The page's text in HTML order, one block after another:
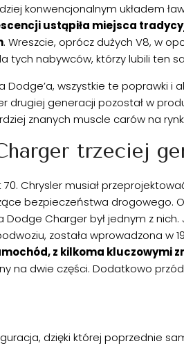
konwencjonalnym układem
ustąpiła miejsca
. Wreszcie, oprócz dużych V8, w
tych nabywców, którzy lubili ten
Dodge’a, wszystkie te poprawki i
drugiej generacji pozostał w
znanych muscle carów na
trzeciej
Chrysler musiał
bezpieczeństwa drogowego.
Charger był jednym z
została wprowadzona w
z kilkoma kluczowymi
na dwie części. Dodatkowo
dzięki której poprzednie